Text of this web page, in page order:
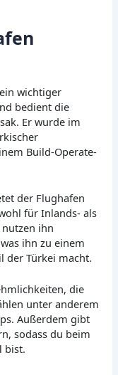
wichtiger
bedient die
Er wurde im
Build-Operate-
der Flughafen
für Inlands- als
ihn
ihn zu einem
der Türkei macht.
die
unter anderem
Außerdem gibt
sodass du beim
bist.